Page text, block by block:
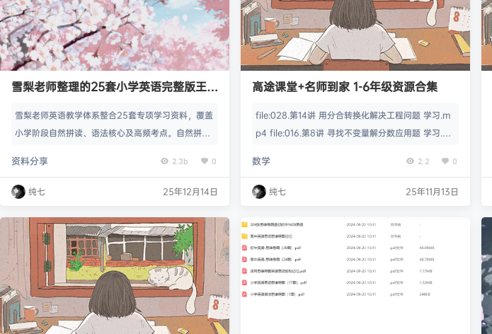
雪梨老师整理的25套小学英语完整版王炸
雪梨老师英语教学体系整合25套专项学习资料，覆盖
小学阶段自然拼读、语法核心及高频考点。自然拼读
及音标发音规律图解，通过迷宫练习与晨读手册强化
字母记忆。介词专题创新性拆分方位与时间介词，以
词组，配套100个常考介词短语速记表。 语法体系构
建方案包含13页系统框架梳理与20个口诀解析，…
资料分享 2.3b 0
纯七 25年12月14日
高途课堂+名师到家 1-6年级资源合集
file:028.第14讲 用分合转换化解决工程问题 学习.m
p4 file:016.第8讲 寻找不变量解分数应用题 学习.m
mp4 file:010.第5讲 量率单位一 学习.mp4 file:044
第22讲 相似的推广 学习.mp4 file:015.第8讲 寻找
常规…
数学 2.2 0
纯七 25年11月13日